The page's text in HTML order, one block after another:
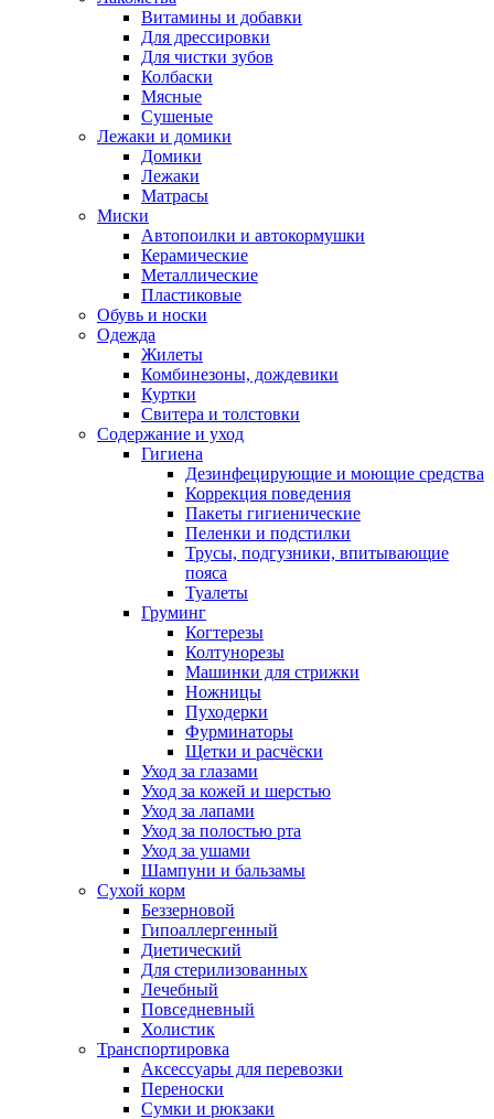
Витамины и добавки
Для дрессировки
Для чистки зубов
Колбаски
Мясные
Сушеные
Лежаки и домики
Домики
Лежаки
Матрасы
Миски
Автопоилки и автокормушки
Керамические
Металлические
Пластиковые
Обувь и носки
Одежда
Жилеты
Комбинезоны, дождевики
Куртки
Свитера и толстовки
Содержание и уход
Гигиена
Дезинфецирующие и моющие средства
Коррекция поведения
Пакеты гигиенические
Пеленки и подстилки
Трусы, подгузники, впитывающие
пояса
Туалеты
Груминг
Когтерезы
Колтунорезы
Машинки для стрижки
Ножницы
Пуходерки
Фурминаторы
Щетки и расчёски
Уход за глазами
Уход за кожей и шерстью
Уход за лапами
Уход за полостью рта
Уход за ушами
Шампуни и бальзамы
Сухой корм
Беззерновой
Гипоаллергенный
Диетический
Для стерилизованных
Лечебный
Повседневный
Холистик
Транспортировка
Аксессуары для перевозки
Переноски
Сумки и рюкзаки